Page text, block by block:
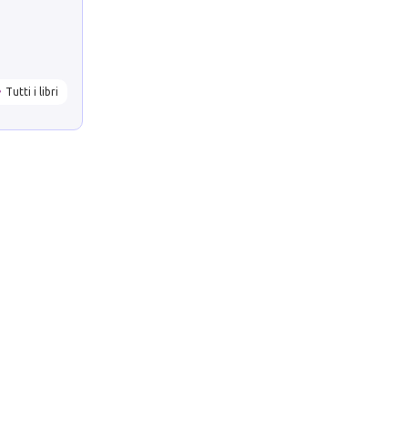
Tutti i libri